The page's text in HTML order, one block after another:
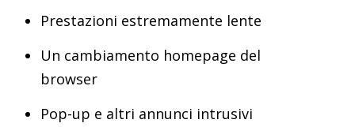
Prestazioni estremamente lente
Un cambiamento homepage del
browser
Pop-up e altri annunci intrusivi